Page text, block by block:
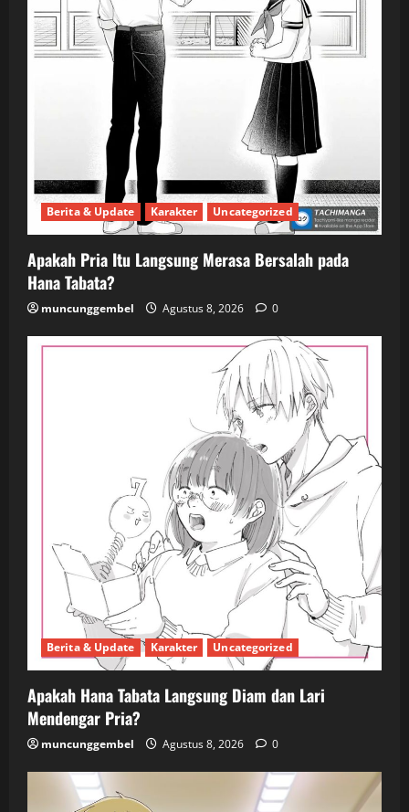
Berita & Update Karakter Uncategorized
Apakah Pria Itu Langsung Merasa Bersalah pada
Hana Tabata?
muncunggembel Agustus 8, 2026 0
Berita & Update Karakter Uncategorized
Apakah Hana Tabata Langsung Diam dan Lari
Mendengar Pria?
muncunggembel Agustus 8, 2026 0